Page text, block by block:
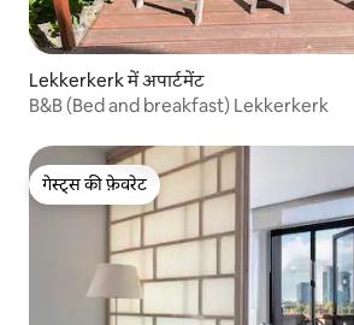
Lekkerkerk में अपार्टमेंट
B&B (Bed and breakfast) Lekkerkerk
गेस्ट्स की फ़ेवरेट
गेस्ट्स की फ़ेवरेट